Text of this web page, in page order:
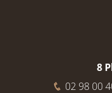
8
02 98 00